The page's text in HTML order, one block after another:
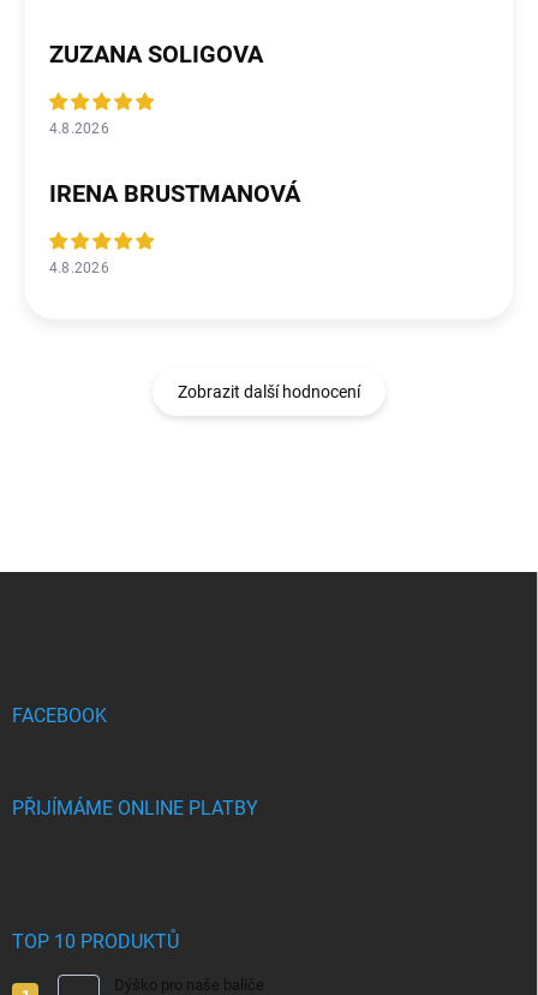
ZUZANA SOLIGOVA
4.8.2026
IRENA BRUSTMANOVÁ
4.8.2026
Zobrazit další hodnocení
FACEBOOK
PŘIJÍMÁME ONLINE PLATBY
TOP 10 PRODUKTŮ
Dýško pro naše baliče